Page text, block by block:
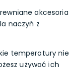
akcesoria
naczyń z
temperatury nie
używać ich